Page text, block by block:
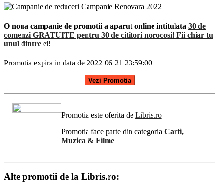
O noua campanie de promotii a aparut online intitulata 30 de
comenzi GRATUITE pentru 30 de cititori norocosi! Fii chiar tu
unul dintre ei!
Promotia expira in data de 2022-06-21 23:59:00.
Vezi Promotia
Promotia este oferita de Libris.ro
Promotia face parte din categoria Carti,
Muzica & Filme
Alte promotii de la Libris.ro: